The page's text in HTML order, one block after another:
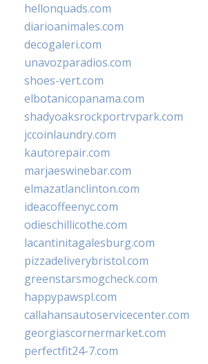
hellonquads.com
diarioanimales.com
decogaleri.com
unavozparadios.com
shoes-vert.com
elbotanicopanama.com
shadyoaksrockportrvpark.com
jccoinlaundry.com
kautorepair.com
marjaeswinebar.com
elmazatlanclinton.com
ideacoffeenyc.com
odieschillicothe.com
lacantinitagalesburg.com
pizzadeliverybristol.com
greenstarsmogcheck.com
happypawspl.com
callahansautoservicecenter.com
georgiascornermarket.com
perfectfit24-7.com